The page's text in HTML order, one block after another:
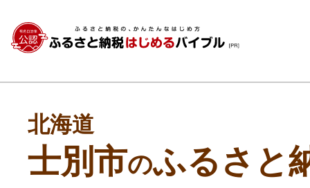
北海道
士別市のふるさと